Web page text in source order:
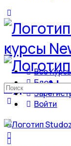
Все
Блог
Войти
Искать: